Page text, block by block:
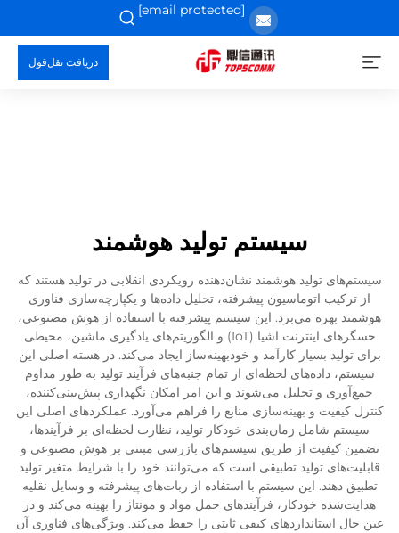
[email protected]
دریافت نقل‌قول
سیستم تولید هوشمند
سیستم‌های تولید هوشمند نشان‌دهنده رویکردی انقلابی در تولید هستند که
از ترکیب اتوماسیون پیشرفته، تحلیل داده‌ها و یکپارچه‌سازی فناوری
هوشمند بهره می‌برد. این سیستم پیشرفته با استفاده از هوش مصنوعی،
حسگرهای اینترنت اشیا (IoT) و الگوریتم‌های یادگیری ماشین، محیطی
برای تولید بسیار کارآمد و خودبهینه‌ساز ایجاد می‌کند. در هسته اصلی این
سیستم، داده‌های لحظه‌ای از تمام جنبه‌های فرآیند تولید به طور مداوم
جمع‌آوری و تحلیل می‌شوند و این امر امکان نگهداری پیش‌بینی‌کننده،
کنترل کیفیت و بهینه‌سازی منابع را فراهم می‌آورد. عملکردهای اصلی این
سیستم شامل زمان‌بندی خودکار تولید، نظارت لحظه‌ای بر فرآیندها،
تضمین کیفیت از طریق سیستم‌های بازرسی مبتنی بر هوش مصنوعی و
قابلیت‌های تولید تطبیقی است که می‌توانند خود را با شرایط متغیر تولید
تطبیق دهند. این سیستم با استفاده از ربات‌های پیشرفته و وسایل نقلیه
هدایت‌شده خودکار، فرآیندهای حمل مواد و مونتاژ را بهینه می‌کند و در
عین حال استانداردهای کیفی ثابتی را حفظ می‌کند. ویژگی‌های فناوری آن